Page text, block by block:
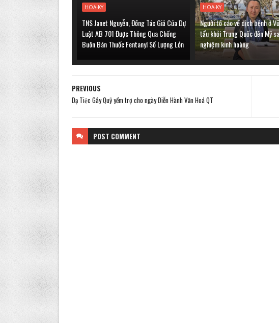
HOA-KY
TNS Janet Nguyễn, Đồng Tác Giả Của Dự
Luật AB 701 Được Thông Qua Chống
Buôn Bán Thuốc Fentanyl Số Lượng Lớn
HOA-KY
Người tố cáo về dịch bệnh ở
tẩu khỏi Trung Quốc đến Mỹ
nghiệm kinh hoàng
PREVIOUS
Dạ Tiệc Gây Quỹ yểm trợ cho ngày Diễn Hành Văn Hoá QT
POST COMMENT